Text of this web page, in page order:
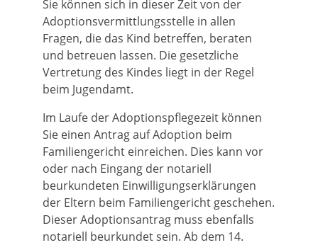
Sie können sich in dieser Zeit von der
Adoptionsvermittlungsstelle in allen
Fragen, die das Kind betreffen, beraten
und betreuen lassen. Die gesetzliche
Vertretung des Kindes liegt in der Regel
beim Jugendamt.
Im Laufe der Adoptionspflegezeit können
Sie einen Antrag auf Adoption beim
Familiengericht einreichen. Dies kann vor
oder nach Eingang der notariell
beurkundeten Einwilligungserklärungen
der Eltern beim Familiengericht geschehen.
Dieser Adoptionsantrag muss ebenfalls
notariell beurkundet sein. Ab dem 14.